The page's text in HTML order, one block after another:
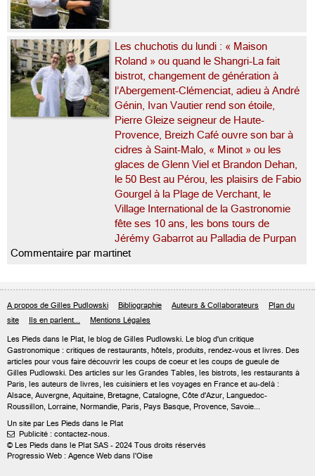
Les chuchotis du lundi : « Maison
Roland » ou quand le Shangri-La fait
bistrot, changement de génération à
l’Abergement-Clémenciat, adieu à André
Génin, Ivan Vautier rend son étoile,
Pierre Gleize seigneur de Haute-
Provence, Breizh Café ouvre son bar à
cidres à Saint-Malo, « Minot » ou les
glaces de Glenn Viel et Brandon Dehan,
le 50 Best au Pérou, les plaisirs de Fabio
Gourgel à la Plage de Verchant, le
Village International de la Gastronomie
fête ses 10 ans, les bons tours de
Jérémy Gabarrot au Palladia de Purpan
Commentaire par martinet
A propos de Gilles Pudlowski Bibliographie Auteurs & Collaborateurs
Plan du
site
Ils en parlent... Mentions Légales
Les Pieds dans le Plat, le blog de Gilles Pudlowski. Le blog d'un critique
Gastronomique : critiques de restaurants, hôtels, produits, rendez-vous et livres. Des
articles pour vous faire découvrir les coups de coeur et les coups de gueule de
Gilles Pudlowski. Des articles sur les Grandes Tables, les bistrots, les restaurants à
Paris, les auteurs de livres, les cuisiniers et les voyages en France et au-delà :
Alsace, Auvergne, Aquitaine, Bretagne, Catalogne, Côte d'Azur, Languedoc-
Roussillon, Lorraine, Normandie, Paris, Pays Basque, Provence, Savoie...
Un site par Les Pieds dans le Plat
 Publicité : contactez-nous.
© Les Pieds dans le Plat SAS - 2024 Tous droits réservés
Progressio Web : Agence Web dans l'Oise